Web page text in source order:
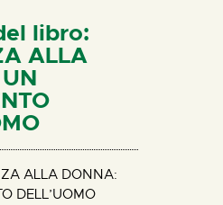
libro:
ALLA
ALLA DONNA:
DELL’UOMO